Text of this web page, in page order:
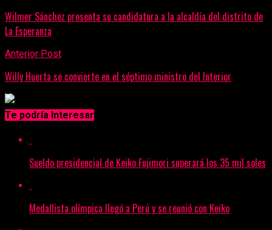
Wilmer Sánchez presenta su candidatura a la alcaldía del distrito de
La Esperanza
Anterior Post
Willy Huerta se convierte en el séptimo ministro del Interior
Sigue Leyendo
Te podría Interesar
Sueldo presidencial de Keiko Fujimori superará los 35 mil soles
Medallista olímpica llegó a Perú y se reunió con Keiko